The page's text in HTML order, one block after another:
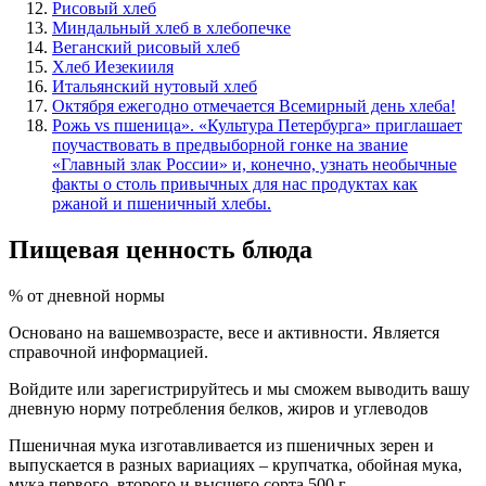
Рисовый хлеб
Миндальный хлеб в хлебопечке
Веганский рисовый хлеб
Хлеб Иезекииля
Итальянский нутовый хлеб
Октября ежегодно отмечается Всемирный день хлеба!
Рожь vs пшеница». «Культура Петербурга» приглашает
поучаствовать в предвыборной гонке на звание
«Главный злак России» и, конечно, узнать необычные
факты о столь привычных для нас продуктах как
ржаной и пшеничный хлебы.
Пищевая ценность блюда
% от дневной нормы
Основано на вашемвозрасте, весе и активности. Является
справочной информацией.
Войдите или зарегистрируйтесь и мы сможем выводить вашу
дневную норму потребления белков, жиров и углеводов
Пшеничная мука изготавливается из пшеничных зерен и
выпускается в разных вариациях – крупчатка, обойная мука,